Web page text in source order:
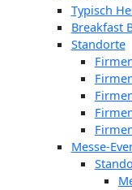
Typisch
Breakfast
Standorte
Messe-